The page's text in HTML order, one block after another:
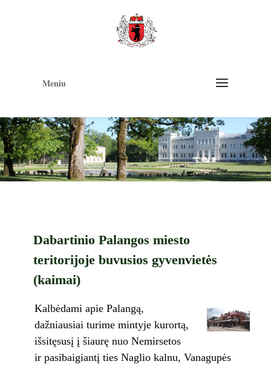
Meniu
Dabartinio Palangos miesto
teritorijoje buvusios gyvenvietės
(kaimai)
Kalbėdami apie Palangą,
dažniausiai turime mintyje kurortą,
išsitęsusį į šiaurę nuo Nemirsetos
ir pasibaigiantį ties Naglio kalnu, Vanagupės